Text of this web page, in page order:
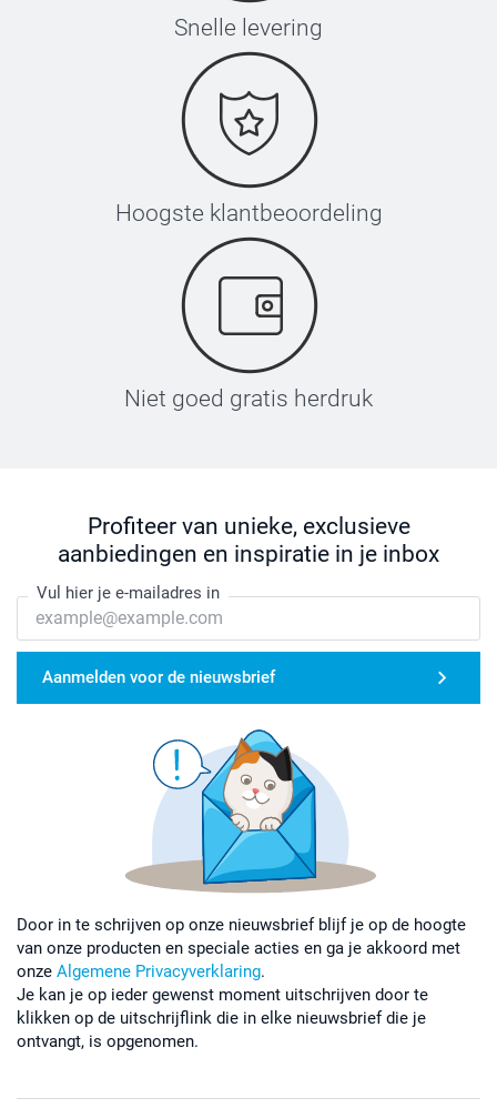
Snelle levering
Hoogste klantbeoordeling
Niet goed gratis herdruk
Profiteer van unieke, exclusieve
aanbiedingen en inspiratie in je inbox
Vul hier je e-mailadres in
Aanmelden voor de nieuwsbrief
Door in te schrijven op onze nieuwsbrief blijf je op de hoogte
van onze producten en speciale acties en ga je akkoord met
onze Algemene Privacyverklaring.
Je kan je op ieder gewenst moment uitschrijven door te
klikken op de uitschrijflink die in elke nieuwsbrief die je
ontvangt, is opgenomen.